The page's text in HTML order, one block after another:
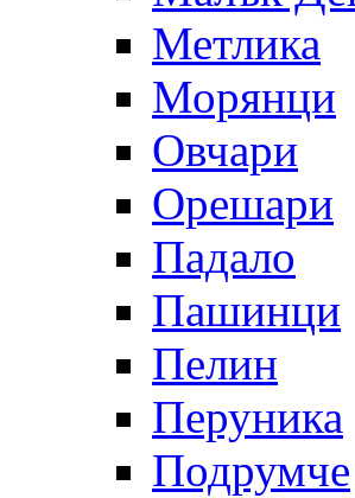
Метлика
Морянци
Овчари
Орешари
Падало
Пашинци
Пелин
Перуника
Подрумче